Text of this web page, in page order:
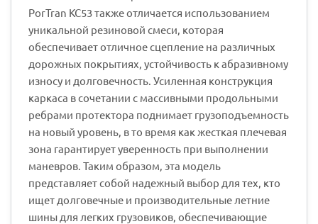
PorTran KC53 также отличается использованием
уникальной резиновой смеси, которая
обеспечивает отличное сцепление на различных
дорожных покрытиях, устойчивость к абразивному
износу и долговечность. Усиленная конструкция
каркаса в сочетании с массивными продольными
ребрами протектора поднимает грузоподъемность
на новый уровень, в то время как жесткая плечевая
зона гарантирует уверенность при выполнении
маневров. Таким образом, эта модель
представляет собой надежный выбор для тех, кто
ищет долговечные и производительные летние
шины для легких грузовиков, обеспечивающие